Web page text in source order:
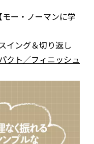
ー・ノーマンに学
イング＆切り返し
クト／フィニッシュ